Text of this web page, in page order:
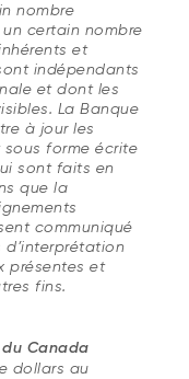
nombre
certain nombre
et
indépendants
et dont les
La Banque
à jour les
sous forme écrite
sont faits en
que la
communiqué
présentes et
fins.
Canada
dollars au